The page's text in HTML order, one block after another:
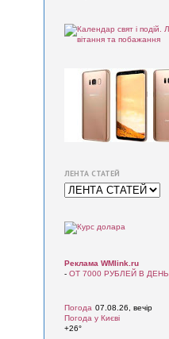
ЛЕНТА СТАТЕЙ
Реклама WMlink.ru
- ОТ 7000 РУБЛЕЙ В ДЕНЬ
Погода 07.08.26, вечір
Погода у Києві
+26°